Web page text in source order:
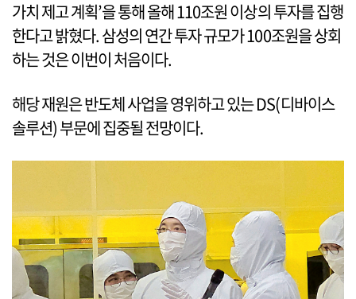
가치 제고 계획’을 통해 올해 110조원 이상의 투자를 집행
한다고 밝혔다. 삼성의 연간 투자 규모가 100조원을 상회
하는 것은 이번이 처음이다.
해당 재원은 반도체 사업을 영위하고 있는 DS(디바이스
솔루션) 부문에 집중될 전망이다.